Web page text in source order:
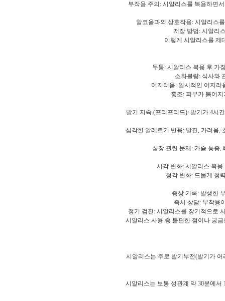
부작용 주의: 시알리스를 복용하면
알코올과의 상호작용: 시알리스
저장 방법: 시알리
이렇게 시알리스를 제
두통: 시알리스 복용 후 가
소화불량: 식사와
어지러움: 일시적인 어지러
홍조: 피부가 붉어
발기 지속 (프리프리드): 발기가 4시
심각한 알레르기 반응: 발진, 가려움,
심장 관련 문제: 가슴 통증,
시각 변화: 시알리스 복
청각 변화: 드물게 청
증상 기록: 발생한
즉시 상담: 부작용
정기 검진: 시알리스를 장기적으로
시알리스 사용 중 불편한 점이나 궁
시알리스는 주로 발기부전(발기가
시알리스는 보통 성관계 약 30분에